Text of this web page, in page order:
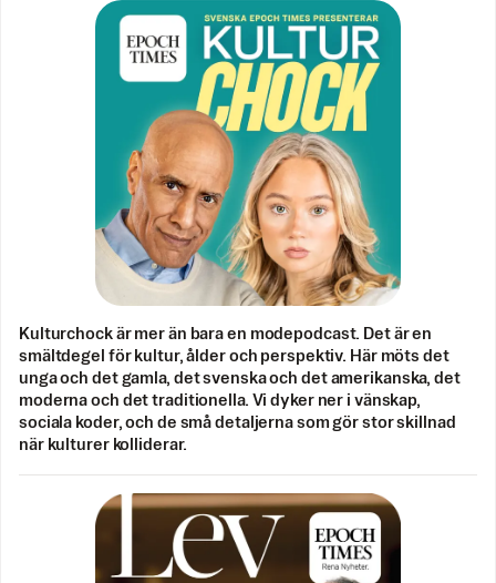
Kulturchock är mer än bara en modepodcast. Det är en
smältdegel för kultur, ålder och perspektiv. Här möts det
unga och det gamla, det svenska och det amerikanska, det
moderna och det traditionella. Vi dyker ner i vänskap,
sociala koder, och de små detaljerna som gör stor skillnad
när kulturer kolliderar.